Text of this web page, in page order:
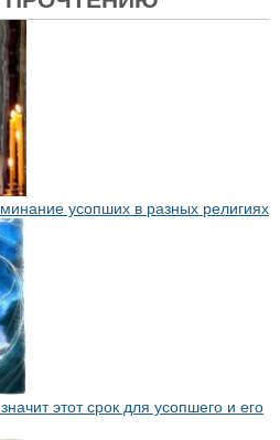
усопших в разных религиях
этот срок для усопшего и его